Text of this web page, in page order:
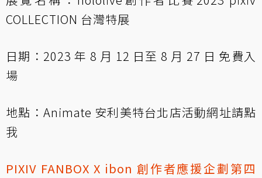
COLLECTION 台灣特展
日期：2023 年 8 月 12 日至 8 月 27 日 免費入
場
地點：Animate 安利美特台北店活動網址請點
我
PIXIV FANBOX X ibon 創作者應援企劃第四